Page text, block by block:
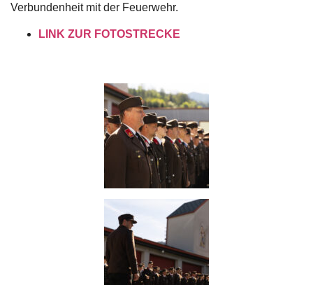
Verbundenheit mit der Feuerwehr.
LINK ZUR FOTOSTRECKE